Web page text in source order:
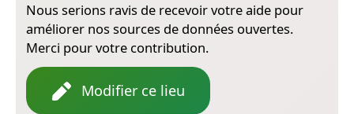
Nous serions ravis de recevoir votre aide pour
améliorer nos sources de données ouvertes.
Merci pour votre contribution.
Modifier ce lieu